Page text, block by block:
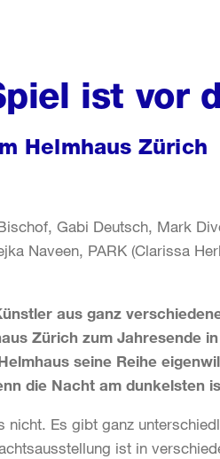
ist vor
Helmhaus Zürich
Gabi Deutsch, Mark
Naveen, PARK (Clarissa
aus ganz
Zürich zum Jahresende
seine Reihe
die Nacht am dunkelsten
nicht. Es gibt ganz
ist in